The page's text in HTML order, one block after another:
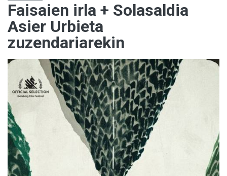
Faisaien irla + Solasaldia
Asier Urbieta
zuzendariarekin